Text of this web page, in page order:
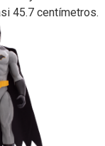
45.7 centímetros.